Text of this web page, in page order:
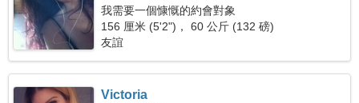
我需要一個慷慨的約會對象
156 厘米 (5'2")， 60 公斤 (132 磅)
友誼
Victoria